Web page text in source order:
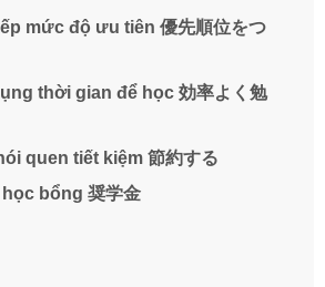
mức độ ưu tiên 優先順位をつ
thời gian để học 効率よく勉
quen tiết kiệm 節約する
bổng 奨学金